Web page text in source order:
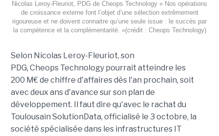
Nicolas Leroy-Fleuriot, PDG de Cheops Technology « Nos opérations
de croissance externe font l’objet d’une sélection extrêmement
rigoureuse et ne doivent connaitre qu’une seule issue : le succès par
la compétence et la complémentarité. »(crédit : Cheops Technology)
Selon Nicolas Leroy-Fleuriot, son
PDG, Cheops Technologypourrait atteindre les
200 M€ de chiffre d'affaires dès l'an prochain, soit
avec deux ans d'avance sur son plan de
développement. Il faut dire qu'avec le rachat du
Toulousain SolutionData, officialisé le 3 octobre, la
société spécialisée dans les infrastructures IT